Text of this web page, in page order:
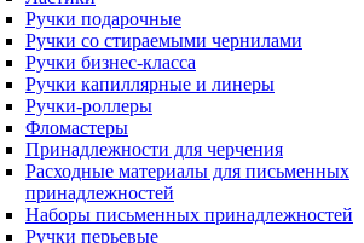
Ручки подарочные
Ручки со стираемыми чернилами
Ручки бизнес-класса
Ручки капиллярные и линеры
Ручки-роллеры
Фломастеры
Принадлежности для черчения
Расходные материалы для письменных
принадлежностей
Наборы письменных принадлежностей
Ручки перьевые